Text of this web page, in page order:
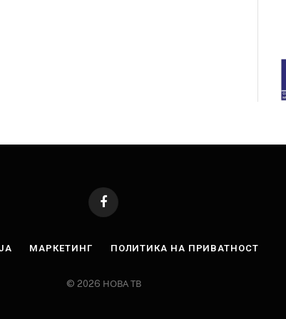
Facebook
МАРКЕТИНГ ПОЛИТИКА НА ПРИВАТНОСТ
© 2026 НОВА ТВ